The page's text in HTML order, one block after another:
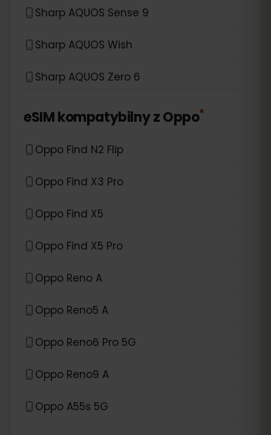
Sharp AQUOS Sense 9
Sharp AQUOS Wish
Sharp AQUOS Zero 6
eSIM kompatybilny zOppo*
Oppo Find N2 Flip
Oppo Find X3 Pro
Oppo Find X5
Oppo Find X5 Pro
Oppo Reno A
Oppo Reno5 A
Oppo Reno6 Pro 5G
Oppo Reno9 A
Oppo A55s 5G